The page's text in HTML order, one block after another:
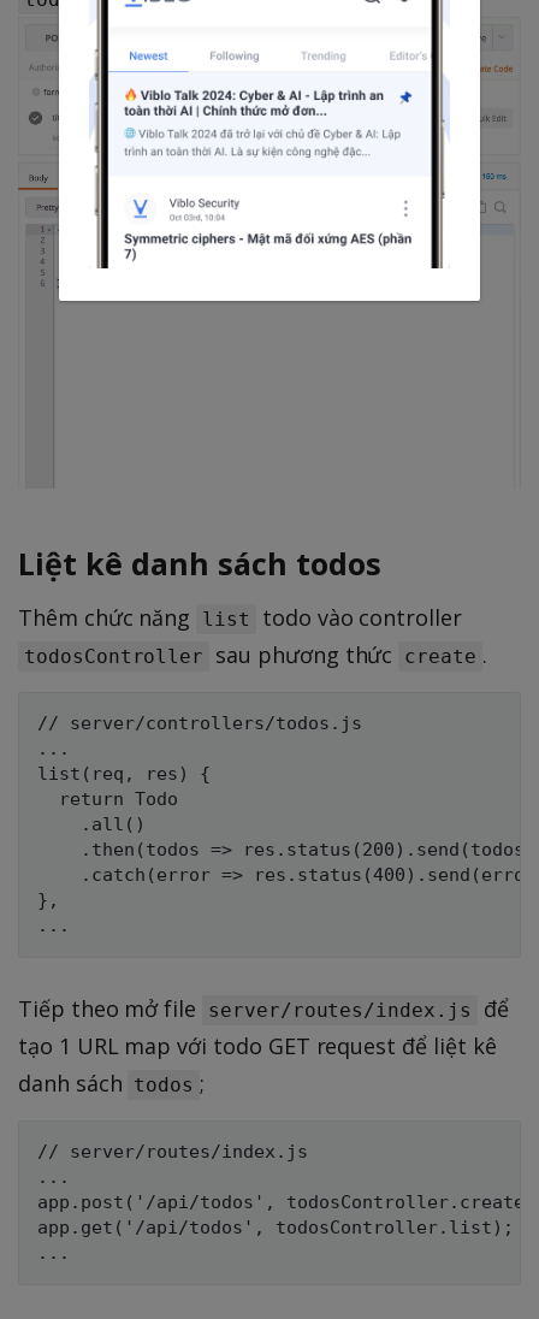
Liệt kê danh sách todos
Thêm chức năng list todo vào controller
todosController sau phương thức create .
// server/controllers/todos.js
...
list(req, res) {
  return Todo
    .all()
.then(todos =>
.catch(error =>
},
Tiếp theo mở file server/routes/index.js
để
tạo 1 URL map với todo GET request để liệt kê
danh sách todos ;
// server/routes/index.js
...
app.post('/api/todos',
app.get('/api/todos', todosController.list);